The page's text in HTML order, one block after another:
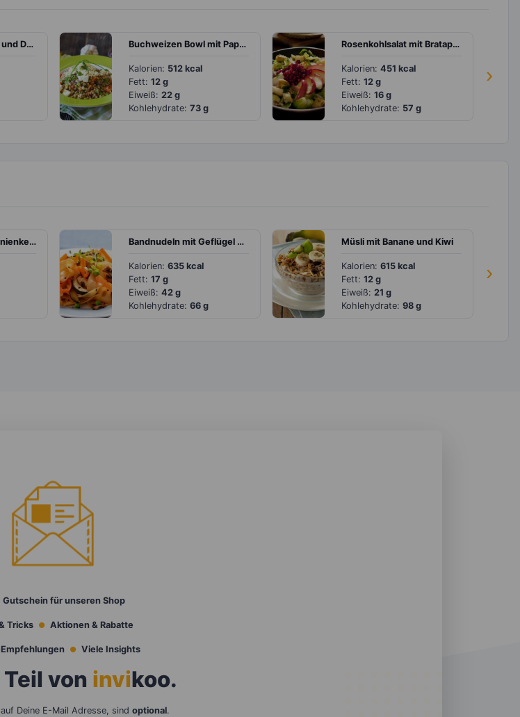
›
Muffins mit Banane und Datteln Buchweizen Bowl mit Paprika, Möhren und Fetakäse
Kalorien: 512 kcal
Fett: 12 g
Eiweiß: 22 g
Kohlehydrate: 73 g
Rosenkohlsalat mit Bratapfel und Granatapfelkernen
Kalorien: 451 kcal
Fett: 12 g
Eiweiß: 16 g
Kohlehydrate: 57 g
›
Zoodles mit Feta, Pinienkernen und Erbsen Bandnudeln mit Geflügel und Gemüse
Kalorien: 635 kcal
Fett: 17 g
Eiweiß: 42 g
Kohlehydrate: 66 g
Müsli mit Banane und Kiwi
Kalorien: 615 kcal
Fett: 12 g
Eiweiß: 21 g
Kohlehydrate: 98 g
Gutschein für unseren Shop
Tricks Aktionen & Rabatte
Viele Insights
von invikoo.
Deine E-Mail Adresse, sind optional.